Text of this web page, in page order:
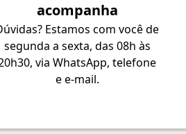
acompanha
Estamos com você de
segunda a sexta, das 08h às
via WhatsApp, telefone
e e-mail.